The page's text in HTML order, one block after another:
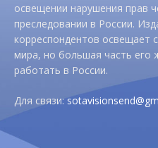
освещении нарушения прав
преследовании в России.
корреспондентов освещает
мира, но большая часть его
работать в России.
Для связи: